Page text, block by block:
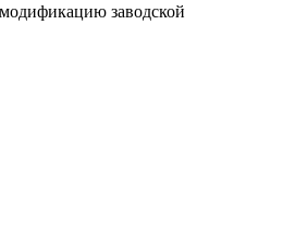
заводской